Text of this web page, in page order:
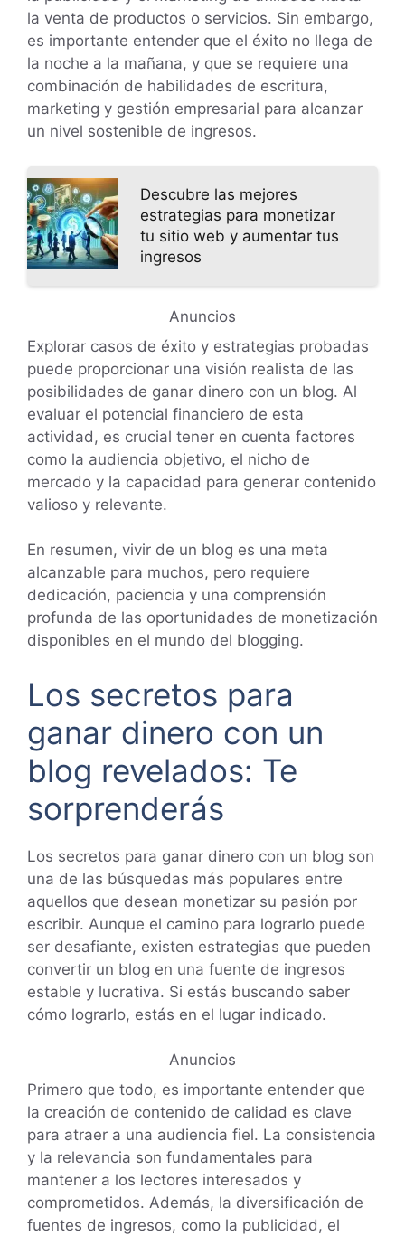
la venta de productos o servicios. Sin embargo,
es importante entender que el éxito no llega de
la noche a la mañana, y que se requiere una
combinación de habilidades de escritura,
marketing y gestión empresarial para alcanzar
un nivel sostenible de ingresos.
Descubre las mejores
estrategias para monetizar
tu sitio web y aumentar tus
ingresos
Anuncios
Explorar casos de éxito y estrategias probadas
puede proporcionar una visión realista de las
posibilidades de ganar dinero con un blog. Al
evaluar el potencial financiero de esta
actividad, es crucial tener en cuenta factores
como la audiencia objetivo, el nicho de
mercado y la capacidad para generar contenido
valioso y relevante.
En resumen, vivir de un blog es una meta
alcanzable para muchos, pero requiere
dedicación, paciencia y una comprensión
profunda de las oportunidades de monetización
disponibles en el mundo del blogging.
Los secretos para
ganar dinero con un
blog revelados: Te
sorprenderás
Los secretos para ganar dinero con un blog son
una de las búsquedas más populares entre
aquellos que desean monetizar su pasión por
escribir. Aunque el camino para lograrlo puede
ser desafiante, existen estrategias que pueden
convertir un blog en una fuente de ingresos
estable y lucrativa. Si estás buscando saber
cómo lograrlo, estás en el lugar indicado.
Anuncios
Primero que todo, es importante entender que
la creación de contenido de calidad es clave
para atraer a una audiencia fiel. La consistencia
y la relevancia son fundamentales para
mantener a los lectores interesados y
comprometidos. Además, la diversificación de
fuentes de ingresos, como la publicidad, el